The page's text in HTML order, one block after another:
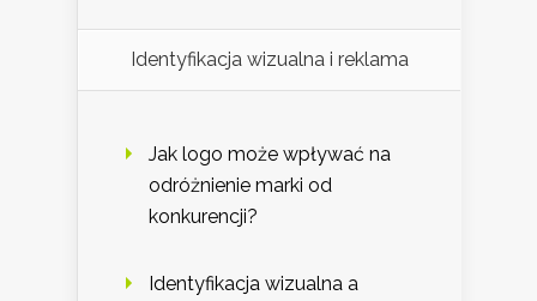
Identyfikacja wizualna i reklama
Jak logo może wpływać na
odróżnienie marki od
konkurencji?
Identyfikacja wizualna a